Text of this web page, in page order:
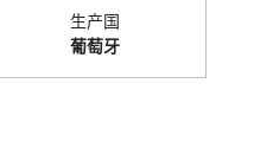
生产国
葡萄牙